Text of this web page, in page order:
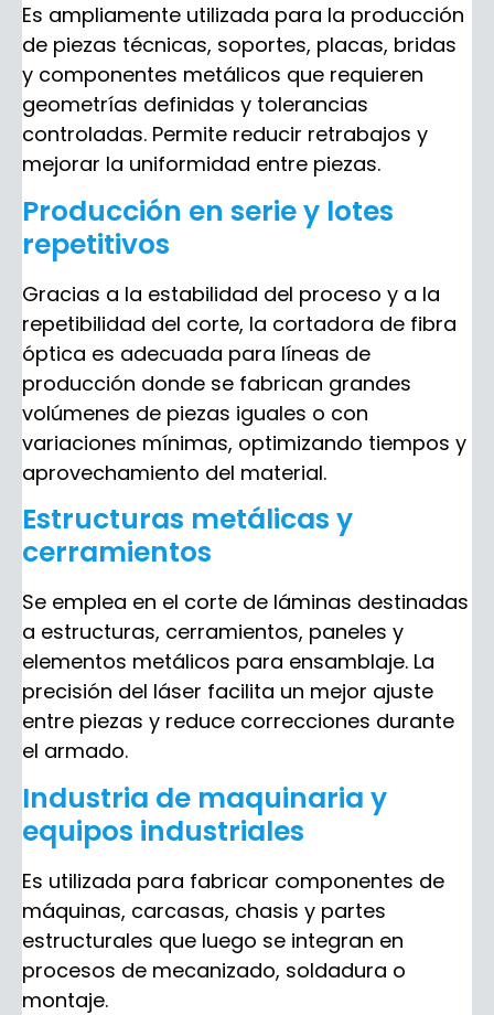
Es ampliamente utilizada para la producción
de piezas técnicas, soportes, placas, bridas
y componentes metálicos que requieren
geometrías definidas y tolerancias
controladas. Permite reducir retrabajos y
mejorar la uniformidad entre piezas.
Producción en serie y lotes
repetitivos
Gracias a la estabilidad del proceso y a la
repetibilidad del corte, la cortadora de fibra
óptica es adecuada para líneas de
producción donde se fabrican grandes
volúmenes de piezas iguales o con
variaciones mínimas, optimizando tiempos y
aprovechamiento del material.
Estructuras metálicas y
cerramientos
Se emplea en el corte de láminas destinadas
a estructuras, cerramientos, paneles y
elementos metálicos para ensamblaje. La
precisión del láser facilita un mejor ajuste
entre piezas y reduce correcciones durante
el armado.
Industria de maquinaria y
equipos industriales
Es utilizada para fabricar componentes de
máquinas, carcasas, chasis y partes
estructurales que luego se integran en
procesos de mecanizado, soldadura o
montaje.